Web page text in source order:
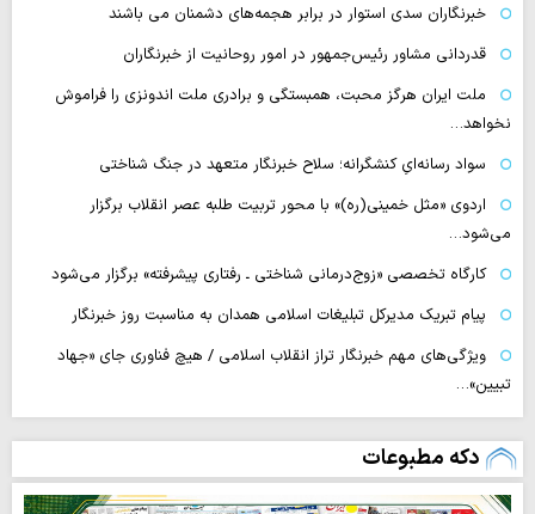
خبرنگاران سدی استوار در برابر هجمه‌های دشمنان می باشند
قدردانی مشاور رئیس‌جمهور در امور روحانیت از خبرنگاران
ملت ایران هرگز محبت، همبستگی و برادری ملت اندونزی را فراموش
نخواهد…
سواد رسانه‌ایِ کنشگرانه؛ سلاح خبرنگار متعهد در جنگ شناختی
اردوی «مثل خمینی(ره)» با محور تربیت طلبه عصر انقلاب برگزار
می‌شود…
کارگاه تخصصی «زوج‌درمانی شناختی ـ رفتاری پیشرفته» برگزار می‌شود
پیام تبریک مدیرکل تبلیغات اسلامی همدان به مناسبت روز خبرنگار
ویژگی‌های مهم خبرنگار تراز انقلاب اسلامی / هیچ فناوری‌ جای «جهاد
تبیین»…
دکه مطبوعات